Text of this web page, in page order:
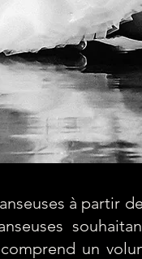
à partir
un